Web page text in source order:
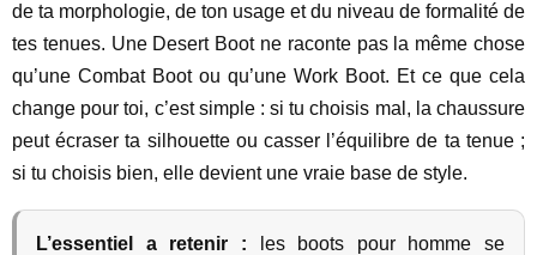
de ta morphologie, de ton usage et du niveau de formalité de
tes tenues. Une Desert Boot ne raconte pas la même chose
qu’une Combat Boot ou qu’une Work Boot. Et ce que cela
change pour toi, c’est simple : si tu choisis mal, la chaussure
peut écraser ta silhouette ou casser l’équilibre de ta tenue ;
si tu choisis bien, elle devient une vraie base de style.
L’essentiel a retenir : les boots pour homme se